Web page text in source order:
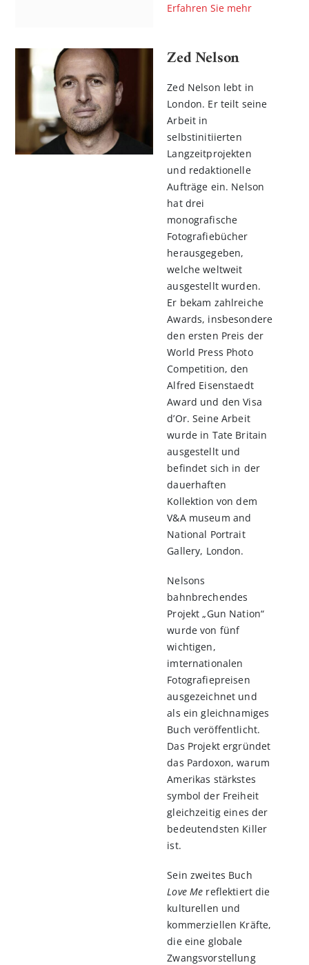
Erfahren Sie mehr
Zed Nelson
Zed Nelson lebt in
London. Er teilt seine
Arbeit in
selbstinitiierten
Langzeitprojekten
und redaktionelle
Aufträge ein. Nelson
hat drei
monografische
Fotografiebücher
herausgegeben,
welche weltweit
ausgestellt wurden.
Er bekam zahlreiche
Awards, insbesondere
den ersten Preis der
World Press Photo
Competition, den
Alfred Eisenstaedt
Award und den Visa
d’Or. Seine Arbeit
wurde in Tate Britain
ausgestellt und
befindet sich in der
dauerhaften
Kollektion von dem
V&A museum and
National Portrait
Gallery, London.
Nelsons
bahnbrechendes
Projekt „Gun Nation“
wurde von fünf
wichtigen,
imternationalen
Fotografiepreisen
ausgezeichnet und
als ein gleichnamiges
Buch veröffentlicht.
Das Projekt ergründet
das Pardoxon, warum
Amerikas stärkstes
symbol der Freiheit
gleichzeitig eines der
bedeutendsten Killer
ist.
Sein zweites Buch
Love Me reflektiert die
kulturellen und
kommerziellen Kräfte,
die eine globale
Zwangsvorstellung